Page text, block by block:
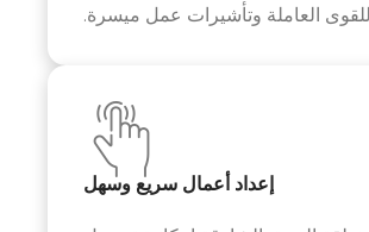
للقوى العاملة وتأشيرات عمل ميسرة.
إعداد أعمال سريع وسهل